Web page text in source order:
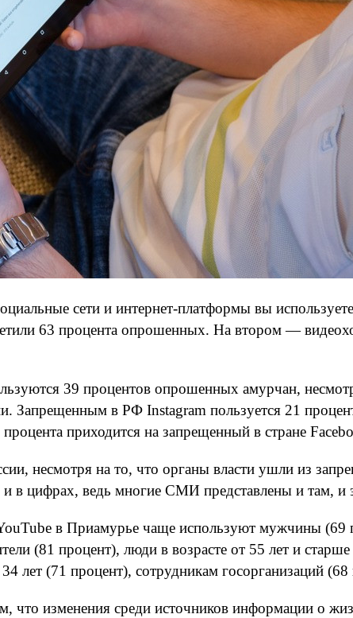
сети и интернет-платформы вы
63 процента опрошенных. На втором —
39 процентов опрошенных амурчан,
Запрещенным в РФ Instagram пользуется 21
приходится на запрещенный в стране
несмотря на то, что органы власти ушли из
в цифрах, ведь многие СМИ представлены и там, и
в Приамурье чаще используют мужчины (69
(81 процент), люди в возрасте от 55 лет и
лет (71 процент), сотрудникам госорганизаций
что изменения среди источников информации о